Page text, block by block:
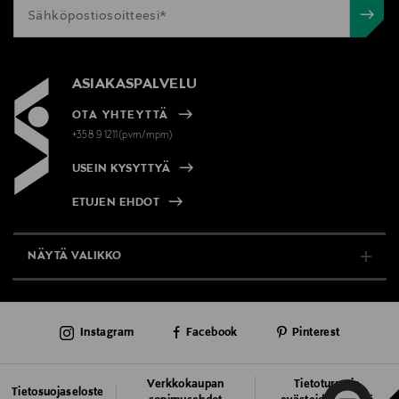
ASIAKASPALVELU
OTA YHTEYTTÄ
+358 9 1211(pvm/mpm)
USEIN KYSYTTYÄ
ETUJEN EHDOT
NÄYTÄ VALIKKO
AJANKOHTAISTA
Tietosuojaseloste
Verkkokaupan
Tietoturva ja
Instagram Facebook Pinterest